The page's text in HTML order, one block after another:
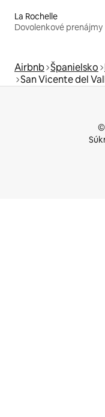
La Rochelle
Dovolenkové prenájmy
Airbnb Španielsko
San Vicente del
©